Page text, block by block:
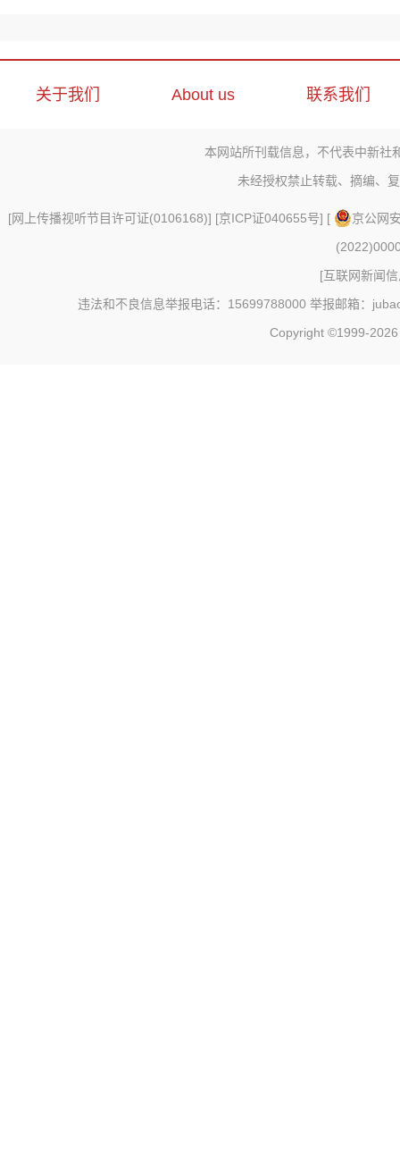
关于我们 About us 联系我们
本网站所刊载信息，不代表中新社
未经授权禁止转载、摘编、
[网上传播视听节目许可证(0106168)] [京ICP证040655号] [
京公网
[互联网新闻
违法和不良信息举报电话：15699788000 举报邮箱：
Copyright ©1999-